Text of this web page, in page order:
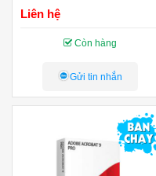
Liên hệ
Còn hàng
Gửi tin nhắn